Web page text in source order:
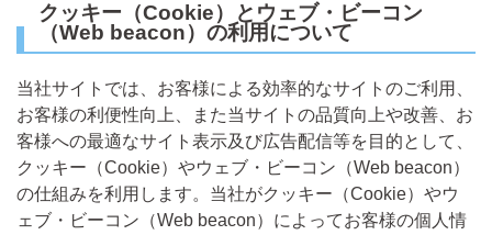
クッキー（Cookie）とウェブ・ビーコン
（Web beacon）の利用について
当社サイトでは、お客様による効率的なサイトのご利用、
お客様の利便性向上、また当サイトの品質向上や改善、お
客様への最適なサイト表示及び広告配信等を目的として、
クッキー（Cookie）やウェブ・ビーコン（Web beacon）
の仕組みを利用します。当社がクッキー（Cookie）やウ
ェブ・ビーコン（Web beacon）によってお客様の個人情